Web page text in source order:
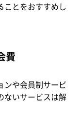
ことをおすすめし
費
ンや会員制サービ
ないサービスは解